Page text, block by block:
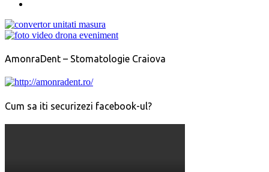
AmonraDent – Stomatologie Craiova
Cum sa iti securizezi facebook-ul?